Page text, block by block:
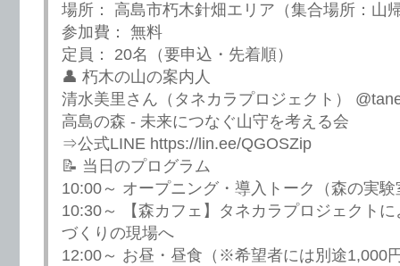
場所： 高島市朽木針畑エリア（集合場所：山
参加費： 無料
定員： 20名（要申込・先着順）
👤 朽木の山の案内人
清水美里さん（タネカラプロジェクト）
高島の森 - 未来につなぐ山守を考える会
⇒公式LINE https://lin.ee/QGOSZip
📝 当日のプログラム
10:00～ オープニング・導入トーク（森の実験
10:30～ 【森カフェ】タネカラプロジェクト
づくりの現場へ
12:00～ お昼・昼食（※希望者には別途1,000